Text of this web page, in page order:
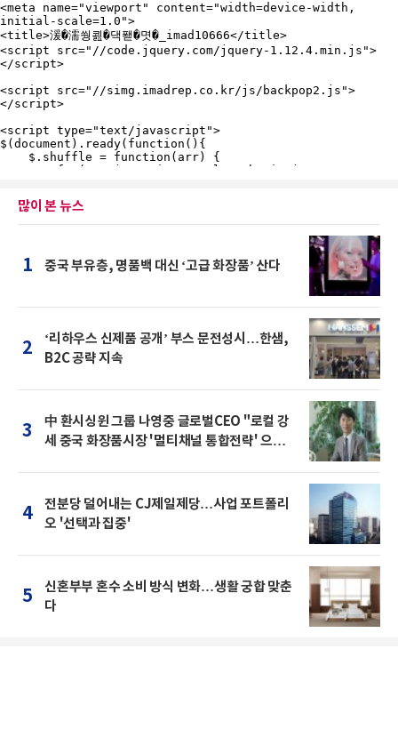
많이 본 뉴스
1 중국 부유층, 명품백 대신 ‘고급 화장품’ 산다
2
‘리하우스 신제품 공개’ 부스 문전성시…한샘,
B2C 공략 지속
3
中 환시싱윈 그룹 나영중 글로벌CEO "로컬 강
세 중국 화장품시장 '멀티채널 통합전략' 으로
4
전분당 덜어내는 CJ제일제당…사업 포트폴리
오 '선택과 집중'
5
신혼부부 혼수 소비 방식 변화…생활 궁합 맞춘
다